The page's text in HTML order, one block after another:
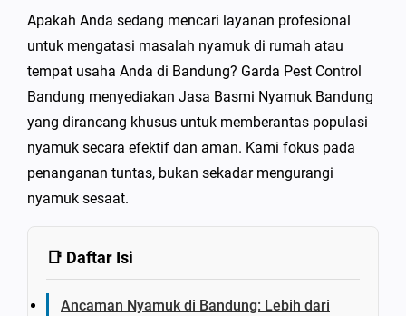
Apakah Anda sedang mencari layanan profesional
untuk mengatasi masalah nyamuk di rumah atau
tempat usaha Anda di Bandung? Garda Pest Control
Bandung menyediakan Jasa Basmi Nyamuk Bandung
yang dirancang khusus untuk memberantas populasi
nyamuk secara efektif dan aman. Kami fokus pada
penanganan tuntas, bukan sekadar mengurangi
nyamuk sesaat.
📑 Daftar Isi
Ancaman Nyamuk di Bandung: Lebih dari